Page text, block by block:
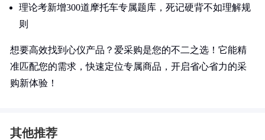
理论考新增300道摩托车专属题库，死记硬背不如理解规
则
想要高效找到心仪产品？爱采购是您的不二之选！它能精
准匹配您的需求，快速定位专属商品，开启省心省力的采
购新体验！
其他推荐